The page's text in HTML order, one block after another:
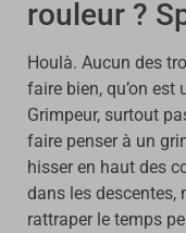
rouleur ?
Houlà. Aucun des
faire bien, qu’on est
Grimpeur, surtout
faire penser à un
hisser en haut des
dans les
rattraper le temps